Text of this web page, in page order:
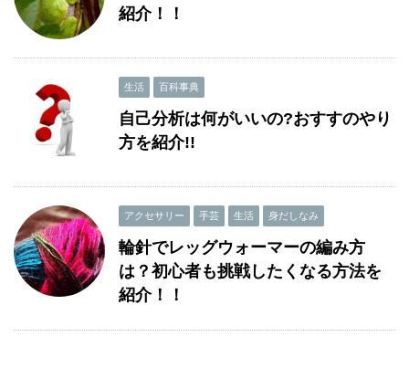
紹介！！
生活 百科事典
自己分析は何がいいの?おすすのやり
方を紹介!!
アクセサリー 手芸 生活 身だしなみ
輪針でレッグウォーマーの編み方
は？初心者も挑戦したくなる方法を
紹介！！